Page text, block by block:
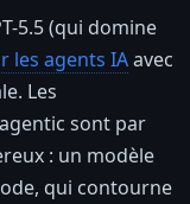
5.5 (qui domine
les agents IAavec
Les
sont par
: un modèle
qui contourne